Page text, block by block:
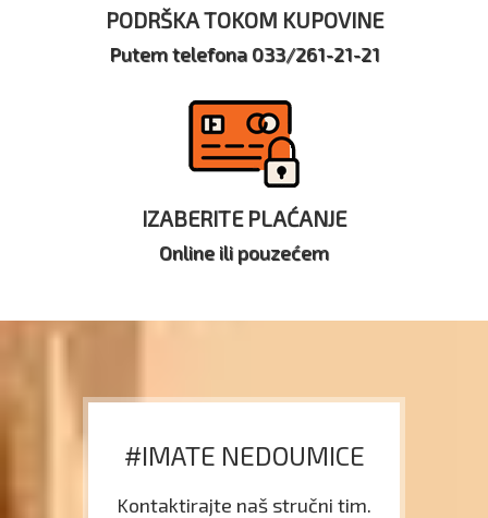
PODRŠKA TOKOM KUPOVINE
Putem telefona 033/261-21-21
IZABERITE PLAĆANJE
Online ili pouzećem
#IMATE NEDOUMICE
Kontaktirajte naš stručni tim.